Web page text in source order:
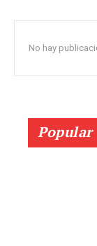
No hay
Popular